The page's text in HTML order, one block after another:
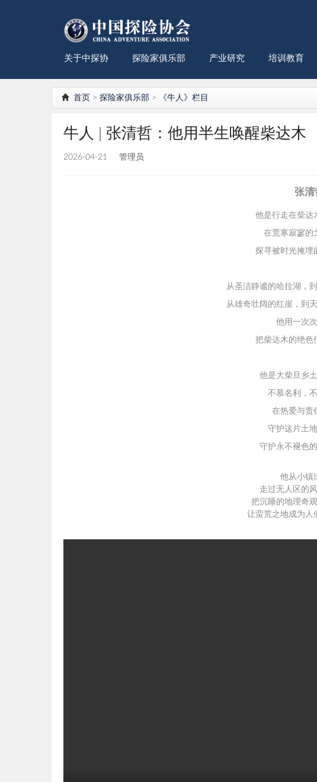
关于中探协 探险家俱乐部 产业研究 培训教育
首页 > 探险家俱乐部 > 《牛人》栏目
牛人 | 张清哲：他用半生唤醒柴达木
2026-04-21 管理员
张清
他是行走在柴达
在荒寒寂寥的
探寻被时光掩埋
从圣洁静谧的哈拉湖，
从雄奇壮阔的红崖，到
他用一次
把柴达木的绝色
他是大柴旦乡
不慕名利，不
在热爱与责
守护这片土
守护永不褪色
他从小镇
走过无人区的
把沉睡的地理奇
让蛮荒之地成为人